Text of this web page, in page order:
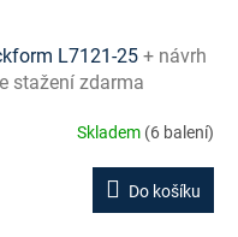
L7121-25 + návrh
stažení zdarma
Skladem (6 balení)
Do košíku